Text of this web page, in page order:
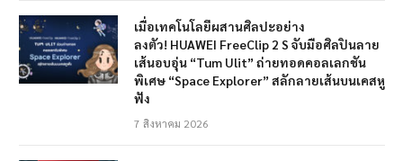
เมื่อเทคโนโลยีผสานศิลปะอย่าง
ลงตัว! HUAWEI FreeClip 2 S จับมือศิลปินลาย
เส้นอบอุ่น “Tum Ulit” ถ่ายทอดคอลเลกชัน
พิเศษ “Space Explorer” สลักลายเส้นบนเคสหู
ฟัง
7 สิงหาคม 2026